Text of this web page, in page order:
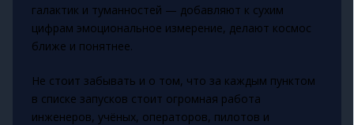
галактик и туманностей — добавляют к сухим
цифрам эмоциональное измерение, делают космос
ближе и понятнее.
Не стоит забывать и о том, что за каждым пунктом
в списке запусков стоит огромная работа
инженеров, учёных, операторов, пилотов и